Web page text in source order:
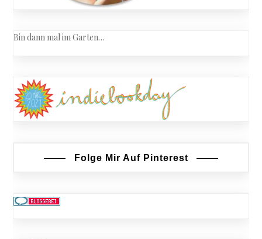
Bin dann mal im Garten…
Folge Mir Auf Pinterest